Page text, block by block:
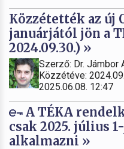
Közzétették az új
januárjától jön a
2024.09.30.) »
Szerző: Dr. Jámbor
Közzétéve:
2025.06.08. 12:47
A TÉKA
csak 2025. július
alkalmazni »